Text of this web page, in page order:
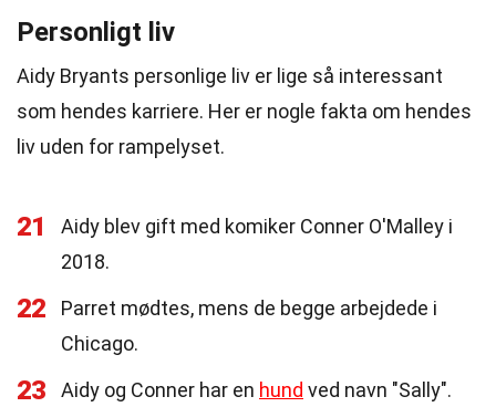
Personligt liv
Aidy Bryants personlige liv er lige så interessant
som hendes karriere. Her er nogle fakta om hendes
liv uden for rampelyset.
21
Aidy blev gift med komiker Conner O'Malley i
2018.
22
Parret mødtes, mens de begge arbejdede i
Chicago.
23 Aidy og Conner har en hund ved navn "Sally".